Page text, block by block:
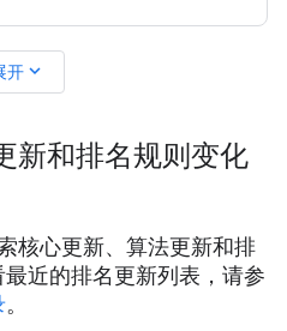
开 expand_more
新和排名规则变化
核心更新、算法更新和排
近的排名更新列表，请参
。